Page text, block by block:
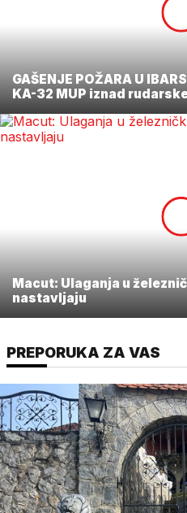
GAŠENJE POŽARA U
KA-32 MUP iznad
Macut: Ulaganja u
nastavljaju
PREPORUKA ZA VAS